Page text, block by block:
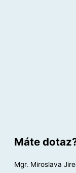
Máte
Mgr. Miroslava